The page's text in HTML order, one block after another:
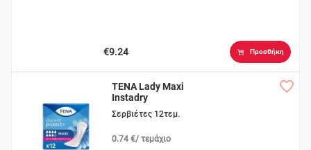
€9.24 Προσθήκη
TENA Lady Maxi
Instadry
Σερβιέτες 12τεμ.
0.74 €/ τεμάχιο